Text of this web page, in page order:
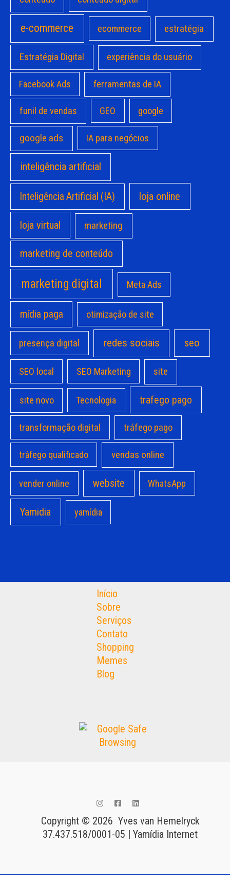
e-commerce ecommerce estratégia
Estratégia Digital experiência do usuário
Facebook Ads ferramentas de IA
funil de vendas GEO google
google ads IA para negócios
inteligência artificial
Inteligência Artificial (IA) loja online
loja virtual marketing
marketing de conteúdo
marketing digital Meta Ads
mídia paga otimização de site
presença digital redes sociais seo
SEO local SEO Marketing site
site novo Tecnologia trafego pago
transformação digital tráfego pago
tráfego qualificado vendas online
vender online website WhatsApp
Yamidia yamídia
Início
Sobre
Serviços
Contato
Shopping
Memes
Blog
Copyright © 2026 Yves van Hemelryck
37.437.518/0001-05 | Yamídia Internet